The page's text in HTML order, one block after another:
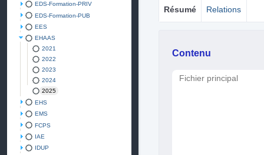
EDS-Formation-PRIV
EDS-Formation-PUB
EES
EHAAS
2021
2022
2023
2024
2025
EHS
EMS
FCPS
IAE
IDUP
Résumé Relations
Contenu
Fichier principal